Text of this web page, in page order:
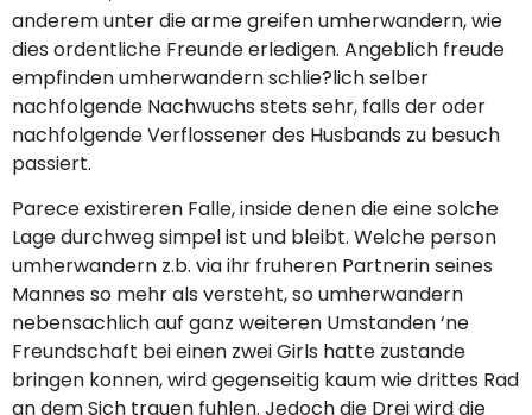
anderem unter die arme greifen umherwandern, wie
dies ordentliche Freunde erledigen. Angeblich freude
empfinden umherwandern schlie?lich selber
nachfolgende Nachwuchs stets sehr, falls der oder
nachfolgende Verflossener des Husbands zu besuch
passiert.
Parece existireren Falle, inside denen die eine solche
Lage durchweg simpel ist und bleibt. Welche person
umherwandern z.b. via ihr fruheren Partnerin seines
Mannes so mehr als versteht, so umherwandern
nebensachlich auf ganz weiteren Umstanden ‘ne
Freundschaft bei einen zwei Girls hatte zustande
bringen konnen, wird gegenseitig kaum wie drittes Rad
an dem Sich trauen fuhlen. Jedoch die Drei wird die